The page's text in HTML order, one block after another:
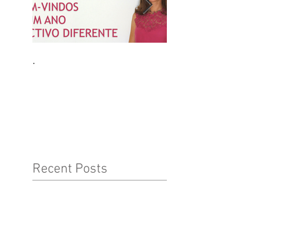
.
Recent Posts